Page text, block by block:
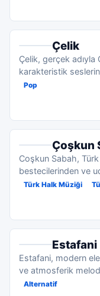
Çelik
Çelik, gerçek
karakteristik
Pop
Çoşkun
Coşkun Sabah,
bestecilerinden ve
Diy...
Türk Halk Müziği
Estafani
Estafani, modern
ve atmosferik
sanatçı...
Alternatif